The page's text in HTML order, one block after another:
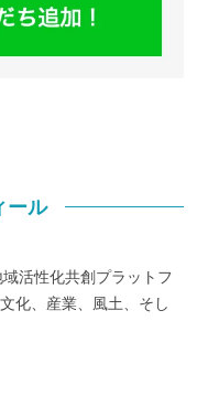
ール
活性化共創プラットフ
化、産業、風土、そし